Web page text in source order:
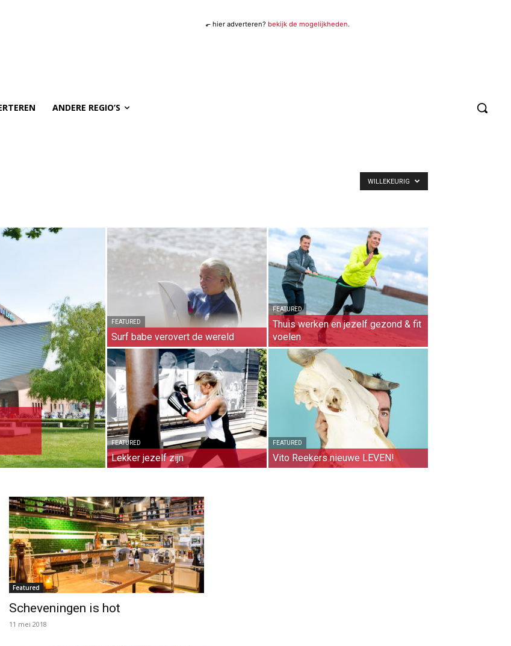
⬐ hier adverteren? bekijk de mogelijkheden.
ANDERE REGIO’S
WILLEKEURIG
FEATURED
Surf babe verovert de wereld
FEATURED
Thuis werken en jezelf gezond & fit
voelen
FEATURED
Lekker jezelf zijn
FEATURED
Vito Reekers nieuwe LEVEN!
Featured
Scheveningen is hot
11 mei 2018